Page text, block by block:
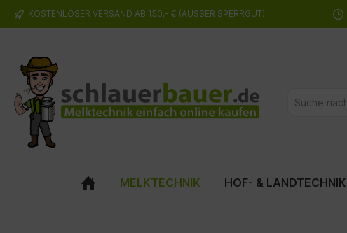
Zur Hauptnavigation springen
KOSTENLOSER VERSAND AB 150,- € (AUSSER SPERRGUT)
MELKTECHNIK HOF- & LANDTECHNIK